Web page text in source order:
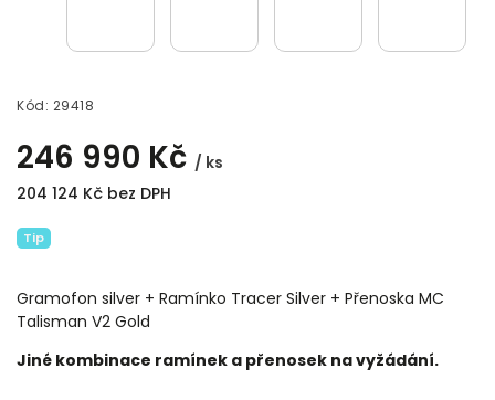
Kód: 29418
246 990 Kč / ks
204 124 Kč bez DPH
Gramofon silver + Ramínko Tracer Silver + Přenoska MC
Talisman V2 Gold
Jiné kombinace ramínek a přenosek na vyžádání.
Tip